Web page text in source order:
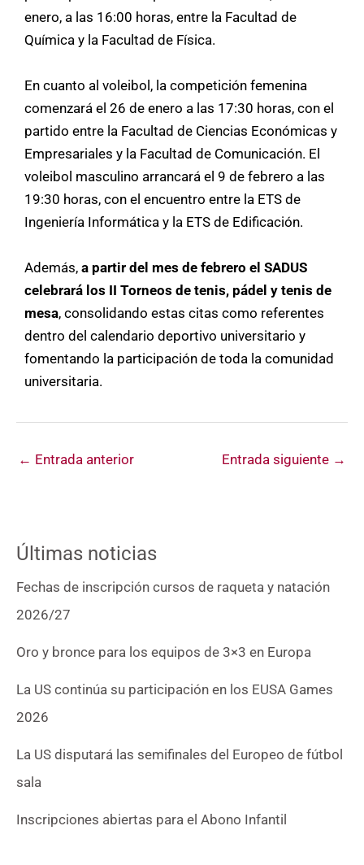
enero, a las 16:00 horas, entre la Facultad de
Química y la Facultad de Física.
En cuanto al voleibol, la competición femenina
comenzará el 26 de enero a las 17:30 horas, con el
partido entre la Facultad de Ciencias Económicas y
Empresariales y la Facultad de Comunicación. El
voleibol masculino arrancará el 9 de febrero a las
19:30 horas, con el encuentro entre la ETS de
Ingeniería Informática y la ETS de Edificación.
Además, a partir del mes de febrero el SADUS
celebrará los II Torneos de tenis, pádel y tenis de
mesa, consolidando estas citas como referentes
dentro del calendario deportivo universitario y
fomentando la participación de toda la comunidad
universitaria.
← Entrada anterior Entrada siguiente →
Últimas noticias
Fechas de inscripción cursos de raqueta y natación
2026/27
Oro y bronce para los equipos de 3×3 en Europa
La US continúa su participación en los EUSA Games
2026
La US disputará las semifinales del Europeo de fútbol
sala
Inscripciones abiertas para el Abono Infantil